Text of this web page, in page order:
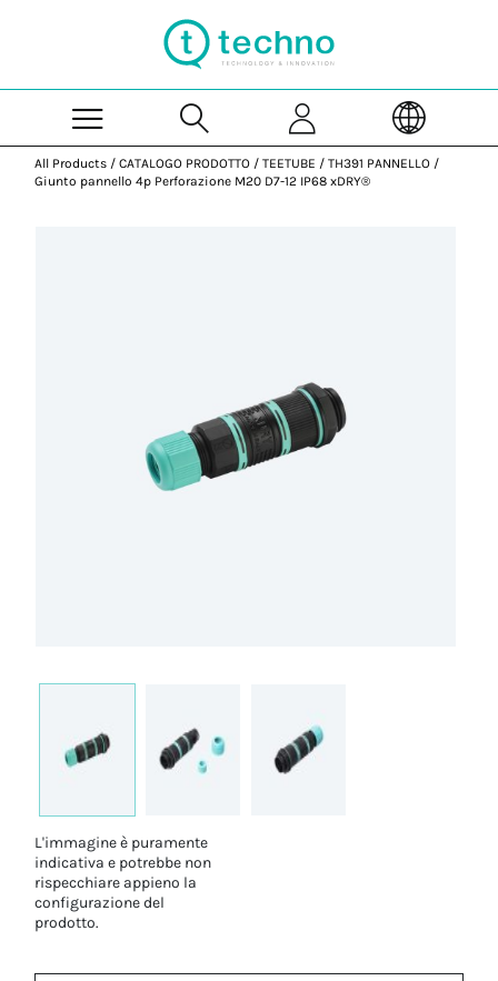
All Products / CATALOGO PRODOTTO / TEETUBE / TH391 PANNELLO /
Giunto pannello 4p Perforazione M20 D7-12 IP68 xDRY®
L'immagine è puramente
indicativa e potrebbe non
rispecchiare appieno la
configurazione del
prodotto.